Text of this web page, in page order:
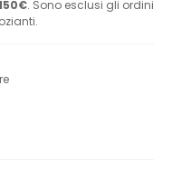
. Sono esclusi gli ordini